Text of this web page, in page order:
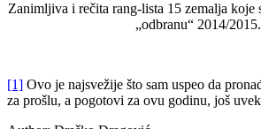
Zanimljiva i rečita rang-lista 15 zemalja koje
„odbranu“ 2014/2015.
[1] Ovo je najsvežije što sam uspeo da
za prošlu, a pogotovi za ovu godinu, još